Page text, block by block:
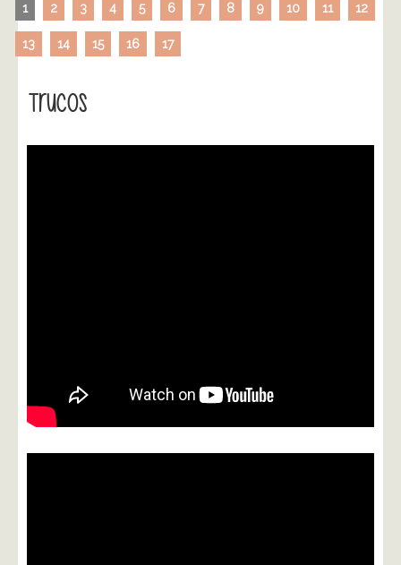
1 2 3 4 5 6 7 8 9 10 11 12
13 14 15 16 17
Trucos